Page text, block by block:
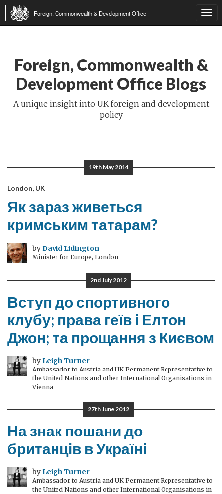
Foreign, Commonwealth & Development Office
Foreign, Commonwealth &
Development Office Blogs
A unique insight into UK foreign and development
policy
19th May 2014
London, UK
Як зараз живеться
кримським татарам?
byDavid Lidington
Minister for Europe, London
2nd July 2012
Вступ до спортивного
клубу; права геїв і Елтон
Джон; та прощання з Києвом
by Leigh Turner
Ambassador to Austria and UK Permanent Representative to
the United Nations and other International Organisations in
Vienna
27th June 2012
На знак пошани до
британців в Україні
by Leigh Turner
Ambassador to Austria and UK Permanent Representative to
the United Nations and other International Organisations in